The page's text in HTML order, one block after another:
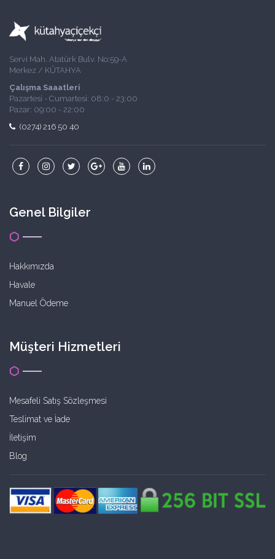
Servi Mah. Atatürk Bulv. No:59-A
Merkez / KÜTAHYA
Çalışma Saaatleri
Pazartesi - Cumartesi: 08:0 - 23:00
Pazar: 09:00 - 22:00
(0274) 216 50 40
Genel Bilgiler
Hakkımızda
Havale
Manuel Ödeme
Müşteri Hizmetleri
Mesafeli Satış Sözleşmesi
Teslimat ve İade
İletişim
Blog